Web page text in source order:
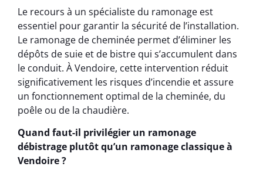
Le recours à un spécialiste du ramonage est
essentiel pour garantir la sécurité de l’installation.
Le ramonage de cheminée permet d’éliminer les
dépôts de suie et de bistre qui s’accumulent dans
le conduit. À Vendoire, cette intervention réduit
significativement les risques d’incendie et assure
un fonctionnement optimal de la cheminée, du
poêle ou de la chaudière.
Quand faut-il privilégier un ramonage
débistrage plutôt qu’un ramonage classique à
Vendoire ?